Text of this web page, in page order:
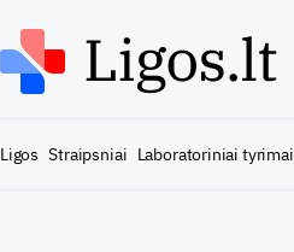
Ligos Straipsniai Laboratoriniai tyrimai